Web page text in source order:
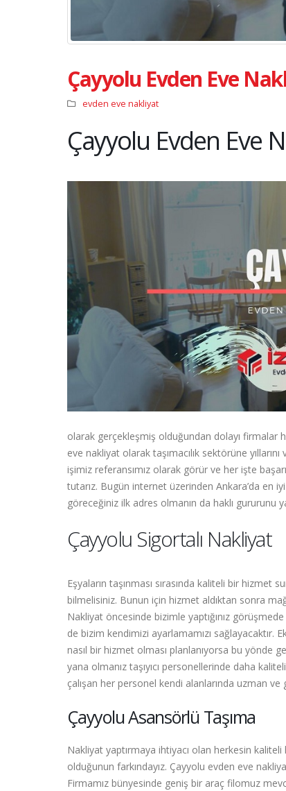
Çayyolu Evden Eve
evden eve nakliyat
Çayyolu Evden Eve
olarak gerçekleşmiş olduğundan dolayı firmalar
eve nakliyat olarak taşımacılık sektörüne
işimiz referansımız olarak görür ve her işte
tutarız. Bugün internet üzerinden Ankara’da en
göreceğiniz ilk adres olmanın da haklı gururunu
Çayyolu Sigortalı Nakliyat
Eşyaların taşınması sırasında kaliteli bir
bilmelisiniz. Bunun için hizmet aldıktan sonra
Nakliyat öncesinde bizimle yaptığınız
de bizim kendimizi ayarlamamızı
nasıl bir hizmet olması planlanıyorsa bu yönde
yana olmanız taşıyıcı personellerinde daha
çalışan her personel kendi alanlarında uzman ve
Çayyolu Asansörlü Taşıma
Nakliyat yaptırmaya ihtiyacı olan herkesin
olduğunun farkındayız. Çayyolu evden eve
Firmamız bünyesinde geniş bir araç filomuz